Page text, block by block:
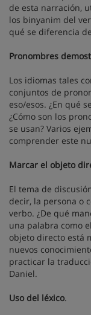
de esta narración,
los binyanim del
qué se diferencia
Pronombres
Los idiomas tales
conjuntos de
eso/esos. ¿En qué
¿Cómo son los
se usan? Varios
comprender este
Marcar el objeto
El tema de
decir, la persona o
verbo. ¿De qué
una palabra como
objeto directo está
nuevos
practicar la
Daniel.
Uso del léxico.